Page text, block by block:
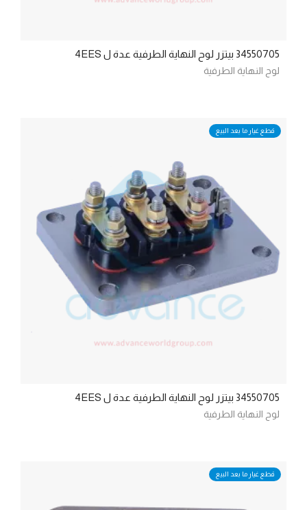
34550705 بيتزر لوح النهاية الطرفية عدة ل 4EES
لوح النهاية الطرفية
قطع غيار ما بعد البيع
34550705 بيتزر لوح النهاية الطرفية عدة ل 4EES
لوح النهاية الطرفية
قطع غيار ما بعد البيع